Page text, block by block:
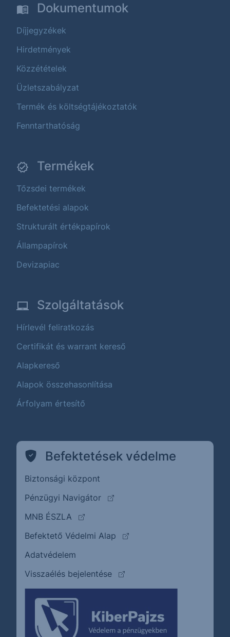
Dokumentumok
Díjjegyzékek
Hirdetmények
Közzétételek
Üzletszabályzat
Termék és költségtájékoztatók
Fenntarthatóság
Termékek
Tőzsdei termékek
Befektetési alapok
Strukturált értékpapírok
Állampapírok
Devizapiac
Szolgáltatások
Hírlevél feliratkozás
Certifikát és warrant kereső
Alapkereső
Alapok összehasonlítása
Árfolyam értesítő
Befektetések védelme
Biztonsági központ
Pénzügyi Navigátor
(külső oldalra ugrik)
MNB ÉSZLA
(külső oldalra ugrik)
Befektető Védelmi Alap
(külső oldalra ugrik)
Adatvédelem
Visszaélés bejelentése
(külső oldalra ugrik)